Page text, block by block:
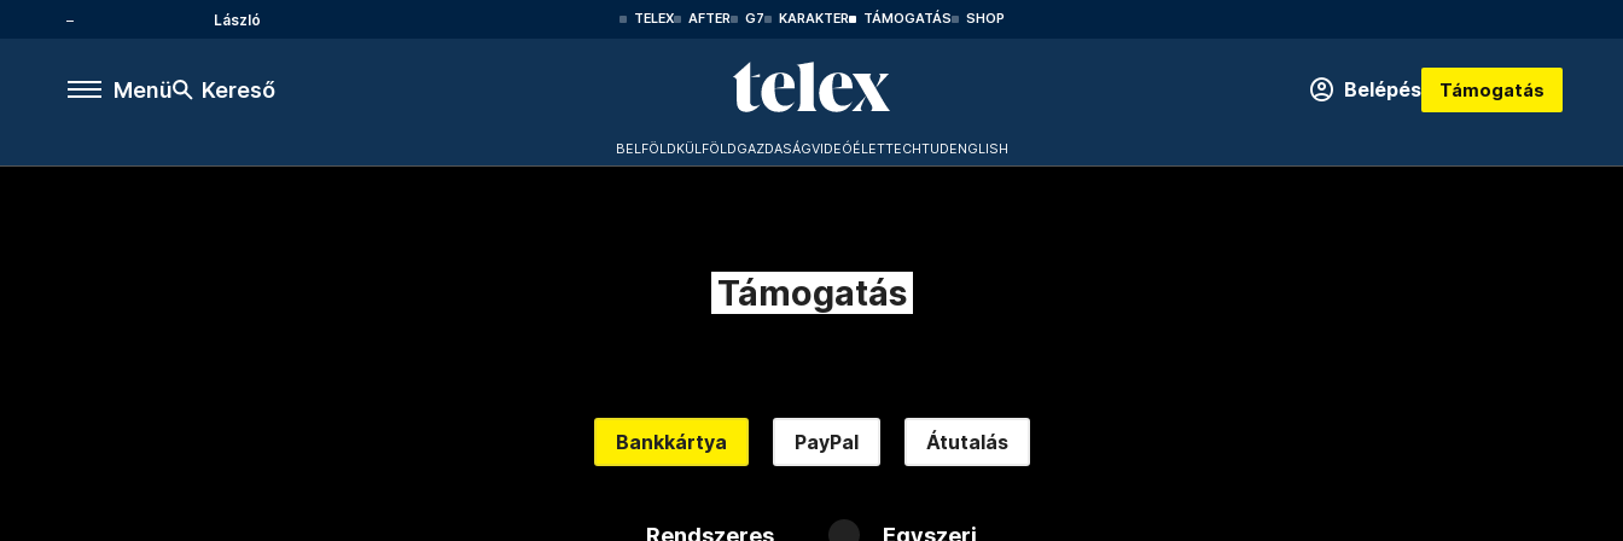
László TELEX AFTER G7 KARAKTER TÁMOGATÁS SHOP
Menü Kereső Belépés Támogatás
BELFÖLDKÜLFÖLDGAZDASÁGVIDEÓÉLETTECHTUDENGLISH
Támogatás
Bankkártya PayPal Átutalás
Rendszeres Egyszeri